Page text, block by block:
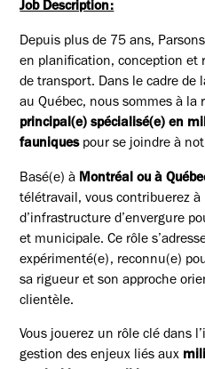
Job Description:
Depuis plus de 75 ans,
en planification, conception et
de transport. Dans le cadre de
au Québec, nous sommes à la
principal(e) spécialisé(e) en
fauniquespour se joindre à
Basé(e) à Montréal ou à
télétravail, vous contribuerez
d’infrastructure d’envergure
et municipale. Ce rôle
expérimenté(e), reconnu(e)
sa rigueur et son approche
clientèle.
Vous jouerez un rôle clé dans
gestion des enjeux liés aux